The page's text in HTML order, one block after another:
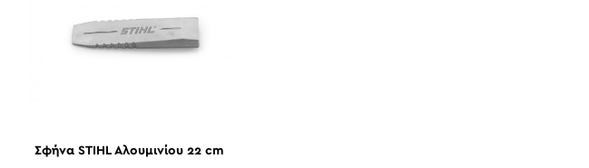
Σφήνα STIHL Αλουμινίου 22 cm